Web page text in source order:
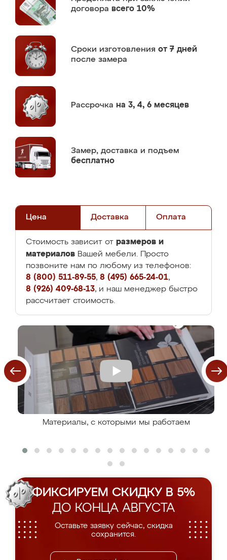
договора всего 10%
Сроки изготовления от 7 дней
после замера
Рассрочка на 3, 4, 6 месяцев
Замер, доставка и подъем
бесплатно
Цена Доставка Оплата
Стоимость зависит от размеров и
материалов Вашей мебели. Просто
позвоните нам по любому из телефонов:
8 (800) 511-89-55, 8 (495) 665-24-01,
8 (926) 409-68-13, и наш менеджер быстро
рассчитает стоимость.
Материалы, с которыми мы работаем
ФИКСИРУЕМ СКИДКУ В 5%
ДО КОНЦА АВГУСТА
Оставьте заявку сейчас, скидка
сохранится.